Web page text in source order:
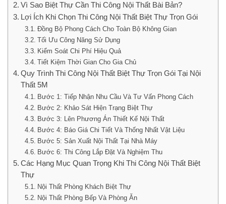
Vì Sao Biệt Thự Cần Thi Công Nội Thất Bài Bản?
Lợi Ích Khi Chọn Thi Công Nội Thất Biệt Thự Trọn Gói
Đồng Bộ Phong Cách Cho Toàn Bộ Không Gian
Tối Ưu Công Năng Sử Dụng
Kiểm Soát Chi Phí Hiệu Quả
Tiết Kiệm Thời Gian Cho Gia Chủ
Quy Trình Thi Công Nội Thất Biệt Thự Trọn Gói Tại Nội
Thất 5M
Bước 1: Tiếp Nhận Nhu Cầu Và Tư Vấn Phong Cách
Bước 2: Khảo Sát Hiện Trạng Biệt Thự
Bước 3: Lên Phương Án Thiết Kế Nội Thất
Bước 4: Báo Giá Chi Tiết Và Thống Nhất Vật Liệu
Bước 5: Sản Xuất Nội Thất Tại Nhà Máy
Bước 6: Thi Công Lắp Đặt Và Nghiệm Thu
Các Hạng Mục Quan Trọng Khi Thi Công Nội Thất Biệt
Thự
Nội Thất Phòng Khách Biệt Thự
Nội Thất Phòng Bếp Và Phòng Ăn